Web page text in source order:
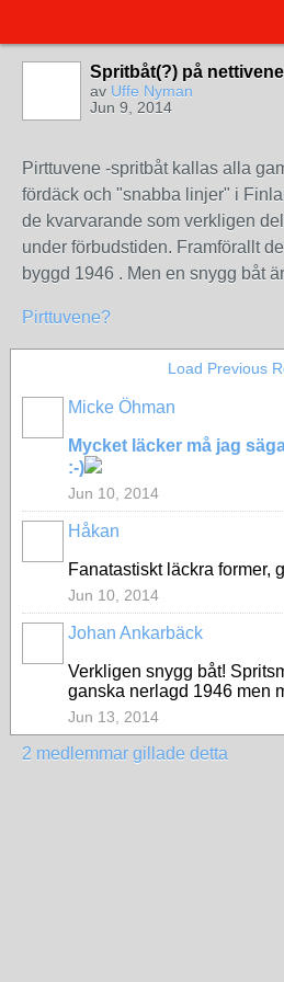
Spritbåt(?) på nettivene
av Uffe Nyman
Jun 9, 2014
Pirttuvene -spritbåt kallas alla
fördäck och "snabba linjer" i
de kvarvarande som verkligen
under förbudstiden. Framförallt
byggd 1946 . Men en snygg båt
Pirttuvene?
Load Previous
Micke Öhman
Mycket läcker må jag
:-)
Jun 10, 2014
Håkan
Fanatastiskt läckra former,
Jun 10, 2014
Johan Ankarbäck
Verkligen snygg båt!
ganska nerlagd 1946 men
Jun 13, 2014
2 medlemmar gillade detta